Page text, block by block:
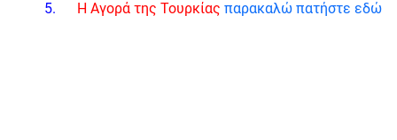
Η Αγορά της Τουρκίας παρακαλώ πατήστε εδώ